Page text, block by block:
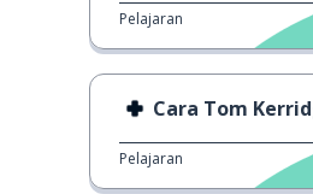
Pelajaran
Cara Tom Kerridge
Pelajaran